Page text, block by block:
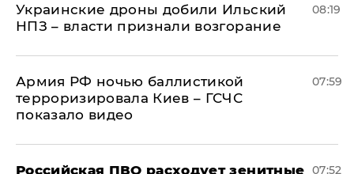
Украинские дроны добили Ильский
НПЗ – власти признали возгорание
08:19
Армия РФ ночью баллистикой
терроризировала Киев – ГСЧС
показало видео
07:59
Российская ПВО расходует зенитные 07:52